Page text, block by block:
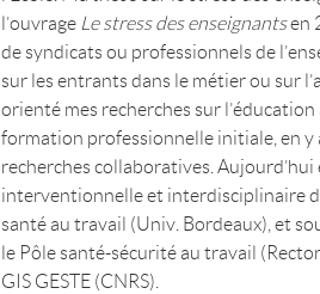
l’ouvrage Le stress des enseignantsen
de syndicats ou professionnels de
sur les entrants dans le métier ou sur
orienté mes recherches sur
formation professionnelle initiale, en y
recherches collaboratives.
interventionnelle et interdisciplinaire
santé au travail (Univ. Bordeaux), et
le Pôle santé-sécurité au travail
GIS GESTE (CNRS).